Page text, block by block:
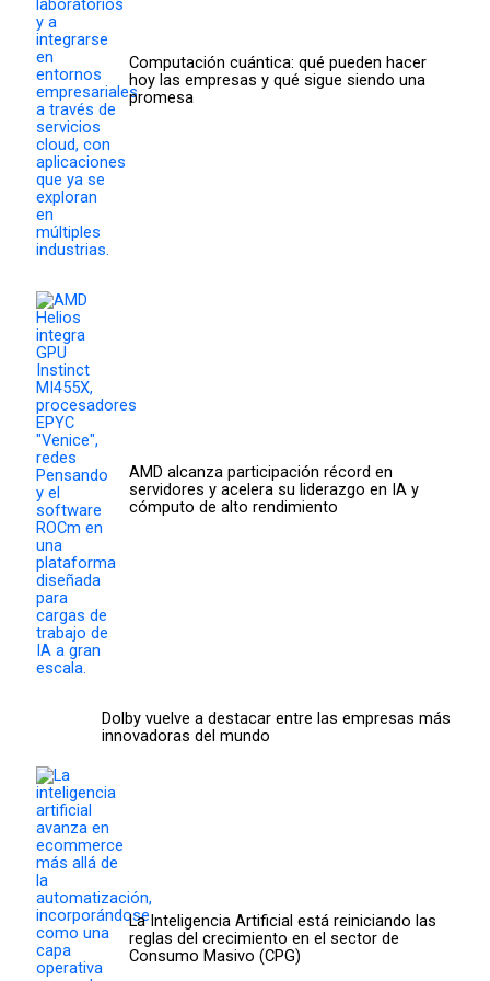
Computación cuántica: qué pueden hacer
hoy las empresas y qué sigue siendo una
promesa
AMD alcanza participación récord en
servidores y acelera su liderazgo en IA y
cómputo de alto rendimiento
Dolby vuelve a destacar entre las empresas más
innovadoras del mundo
La Inteligencia Artificial está reiniciando las
reglas del crecimiento en el sector de
Consumo Masivo (CPG)